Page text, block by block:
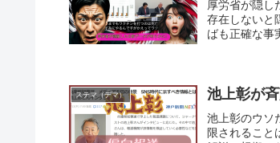
厚労省が隠し
存在しないと
ばも正確な事
ステマ（デマ） 池上彰が
池上彰のウソ
限されること